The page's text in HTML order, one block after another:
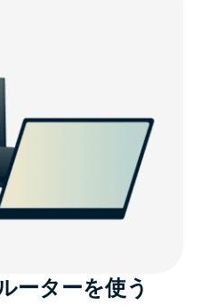
ーターを使う